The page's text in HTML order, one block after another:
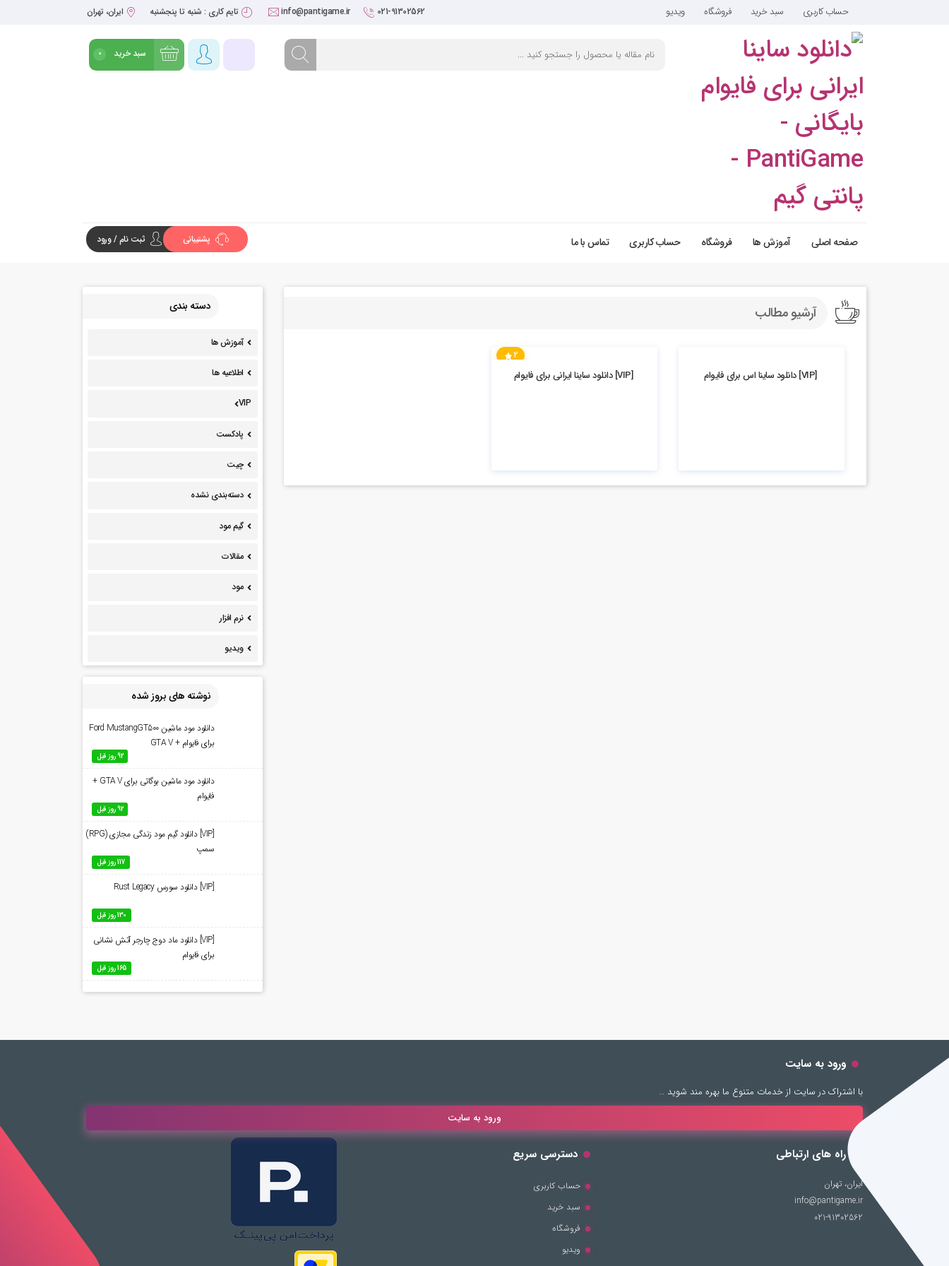
حساب کاربری سبد خرید فروشگاه ویدیو 021-91302562
info@pantigame.ir تایم کاری : شنبه تا پنجشنبه ایران، تهران
سبد خرید 0
صفحه اصلی آموزش ها فروشگاه حساب کاربری تماس با ما پشتیبانی ثبت نام / ورود
آرشیو مطالب
[VIP] دانلود ساینا اس برای فایوام
2
[VIP] دانلود ساینا ایرانی برای فایوام
دسته بندی
آموزش ها
اطلاعیه ها
VIP
پادکست
چیت
دسته‌بندی نشده
گیم مود
مقالات
مود
نرم افزار
ویدیو
نوشته های بروز شده
دانلود مود ماشین Ford MustangGT500
برای فایوام + GTA V
92 روز قبل
دانلود مود ماشین بوگاتی برای GTA V +
فایوام
92 روز قبل
[VIP] دانلود گیم مود زندگی مجازی (RPG)
سمپ
117 روز قبل
[VIP] دانلود سورس Rust Legacy
130 روز قبل
[VIP] دانلود ماد دوج چارجر آتش نشانی
برای فایوام
165 روز قبل
ورود به سایت
با اشتراک در سایت از خدمات متنوع ما بهره مند شوید …
ورود به سایت
راه های ارتباطی
ایران، تهران
info@pantigame.ir
021-91302562
دسترسی سریع
حساب کاربری
سبد خرید
فروشگاه
ویدیو